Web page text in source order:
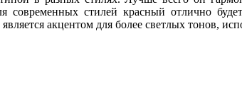
современных стилей красный отлично
акцентом для более светлых тонов,